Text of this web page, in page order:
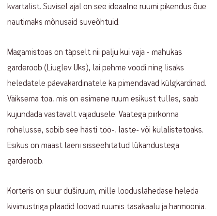
kvartalist. Suvisel ajal on see ideaalne ruumi pikendus õue
nautimaks mõnusaid suveõhtuid.
Magamistoas on täpselt nii palju kui vaja - mahukas
garderoob (Liuglev Uks), lai pehme voodi ning lisaks
heledatele päevakardinatele ka pimendavad külgkardinad.
Väiksema toa, mis on esimene ruum esikust tulles, saab
kujundada vastavalt vajadusele. Vaatega piirkonna
rohelusse, sobib see hästi töö-, laste- või külalistetoaks.
Esikus on maast laeni sisseehitatud lükandustega
garderoob.
Korteris on suur duširuum, mille looduslähedase heleda
kivimustriga plaadid loovad ruumis tasakaalu ja harmoonia.